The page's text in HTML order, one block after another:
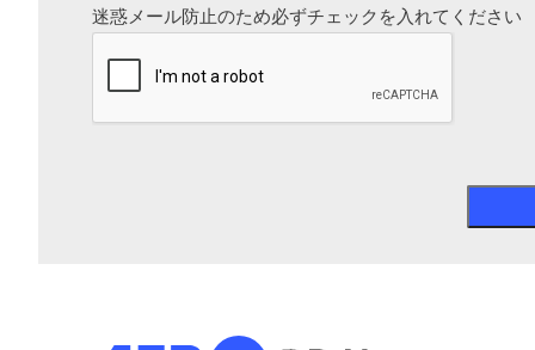
迷惑メール防止のため必ずチェックを入れてください